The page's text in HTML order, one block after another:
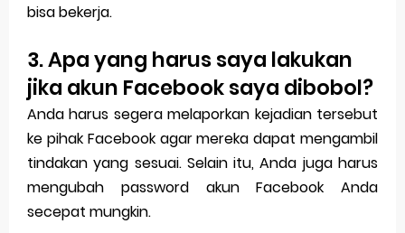
bisa bekerja.
3. Apa yang harus saya lakukan
jika akun Facebook saya dibobol?
Anda harus segera melaporkan kejadian tersebut
ke pihak Facebook agar mereka dapat mengambil
tindakan yang sesuai. Selain itu, Anda juga harus
mengubah password akun Facebook Anda
secepat mungkin.